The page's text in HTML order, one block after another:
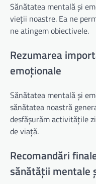
Sănătatea mentală și
vieții noastre. Ea ne
ne atingem obiectivele.
Rezumarea
emoționale
Sănătatea mentală și
sănătatea noastră
desfășurăm activitățile
de viață.
Recomandări
sănătății mentale